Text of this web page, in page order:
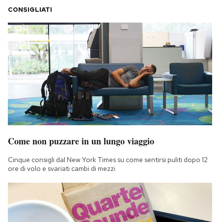
CONSIGLIATI
Come non puzzare in un lungo viaggio
Cinque consigli dal New York Times su come sentirsi puliti dopo 12
ore di volo e svariati cambi di mezzi